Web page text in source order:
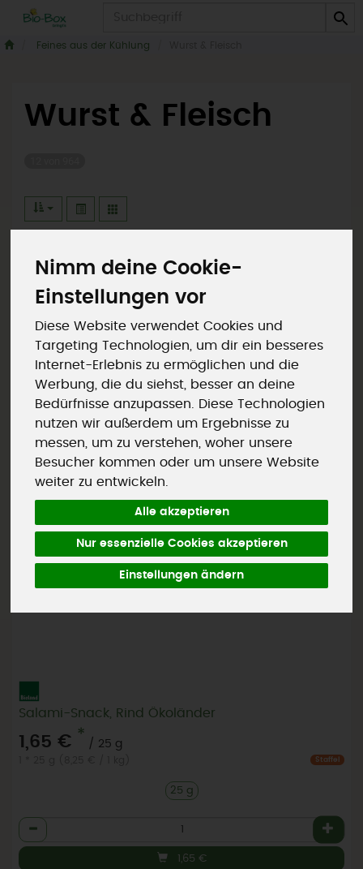
Nimm deine Cookie-
Einstellungen vor
Diese Website verwendet Cookies und
Targeting Technologien, um dir ein besseres
Internet-Erlebnis zu ermöglichen und die
Werbung, die du siehst, besser an deine
Bedürfnisse anzupassen. Diese Technologien
nutzen wir außerdem um Ergebnisse zu
messen, um zu verstehen, woher unsere
Besucher kommen oder um unsere Website
weiter zu entwickeln.
Alle akzeptieren
Nur essenzielle Cookies akzeptieren
Einstellungen ändern
Feines aus der Kühlung
Wurst & Fleisch
Allergene
Salami-Snack, Rind Ökoländer
1,65 € *
/ 25 g
Staffel
25 g
Anzahl
1,65 €